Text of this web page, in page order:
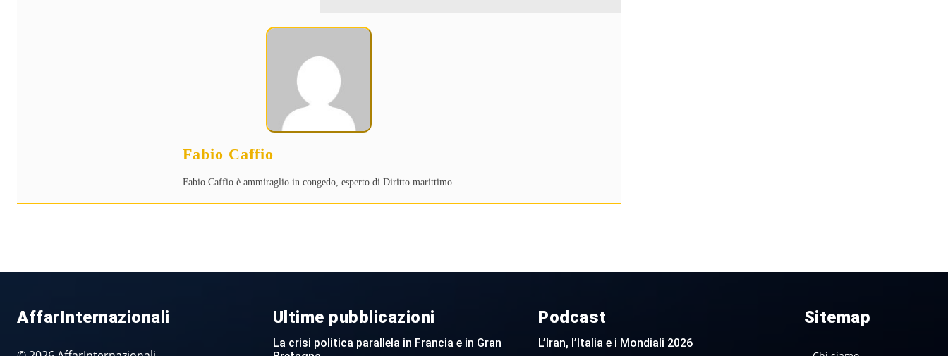
Fabio Caffio
Fabio Caffio è ammiraglio in congedo, esperto di Diritto marittimo.
AffarInternazionali Ultime pubblicazioni
La crisi politica parallela in Francia e in Gran
Podcast
L’Iran, l’Italia e i Mondiali 2026
Sitemap